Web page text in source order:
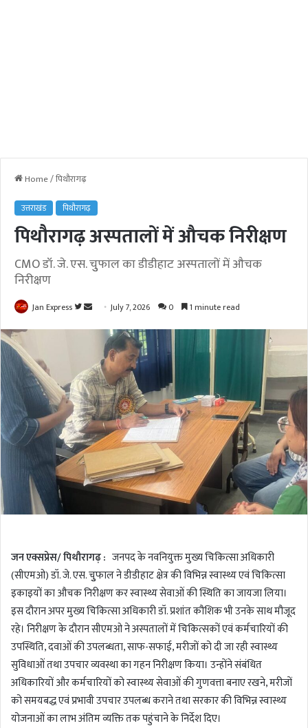
Home/पिथौरागढ़
उत्तराखंड पिथौरागढ़
पिथौरागढ़ अस्पतालों में औचक निरीक्षण
CMO डॉ. जे. एस. चुुफाल का डीडीहाट अस्पतालों में औचक
निरीक्षण
Jan Express
F
o
w
o
n
T
w
i
t
a
n
e
m
a
i
l
July 7, 2026 0 1 minute read
जन एक्सप्रेस/ पिथौरागढ़ : जनपद के नवनियुक्त मुख्य चिकित्सा अधिकारी
(सीएमओ) डॉ. जे. एस. चुुफाल ने डीडीहाट क्षेत्र की विभिन्न स्वास्थ्य एवं चिकित्सा
इकाइयों का औचक निरीक्षण कर स्वास्थ्य सेवाओं की स्थिति का जायजा लिया।
इस दौरान अपर मुख्य चिकित्सा अधिकारी डॉ. प्रशांत कौशिक भी उनके साथ मौजूद
रहे। निरीक्षण के दौरान सीएमओ ने अस्पतालों में चिकित्सकों एवं कर्मचारियों की
उपस्थिति, दवाओं की उपलब्धता, साफ-सफाई, मरीजों को दी जा रही स्वास्थ्य
सुविधाओं तथा उपचार व्यवस्था का गहन निरीक्षण किया। उन्होंने संबंधित
अधिकारियों और कर्मचारियों को स्वास्थ्य सेवाओं की गुणवत्ता बनाए रखने, मरीजों
को समयबद्ध एवं प्रभावी उपचार उपलब्ध कराने तथा सरकार की विभिन्न स्वास्थ्य
योजनाओं का लाभ अंतिम व्यक्ति तक पहुंचाने के निर्देश दिए।